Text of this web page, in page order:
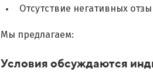
Отсутствие негативных
Мы предлагаем:
Условия обсуждаются